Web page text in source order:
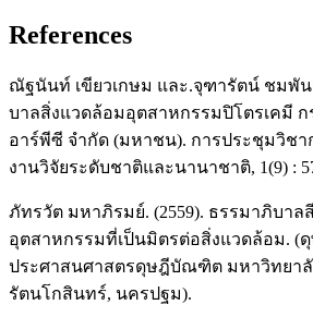
References
ณัฐนันท์ เขียวเกษม และ.จุฑารัตน์ ชมพัน
บาลสิ่งแวดล้อมอุตสาหกรรมปิโตรเคมี
อาร์พีซี จำกัด (มหาชน). การประชุมวิชา
งานวิจัยระดับชาติและนานาชาติ, 1(9) :
ภัทรวัต มหาภิรมย์. (2559). ธรรมาภิบาล
อุตสาหกรรมที่เป็นมิตรต่อสิ่งแวดล้อม.
ประศาสนศาสตรดุษฎีบัณฑิต มหาวิทยาลั
รัตนโกสินทร์, นครปฐม).